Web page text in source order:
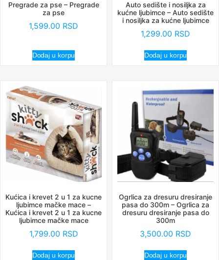
Pregrade za pse – Pregrade
za pse
1,599.00 RSD
Dodaj u korpu
Auto sedište i nosiljka za
kućne ljubimce – Auto sedište
i nosiljka za kućne ljubimce
1,299.00 RSD
Dodaj u korpu
Kućica i krevet 2 u 1 za kucne
ljubimce mačke mace –
Kućica i krevet 2 u 1 za kucne
ljubimce mačke mace
1,799.00 RSD
Dodaj u korpu
Ogrlica za dresuru dresiranje
pasa do 300m – Ogrlica za
dresuru dresiranje pasa do
300m
3,500.00 RSD
Dodaj u korpu